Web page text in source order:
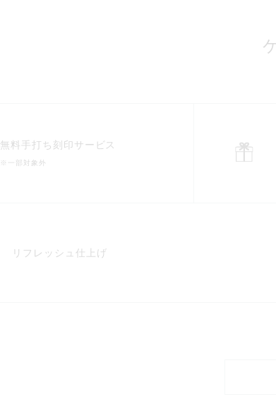
無料手打ち刻印サービス
※一部対象外
リフレッシュ仕上げ